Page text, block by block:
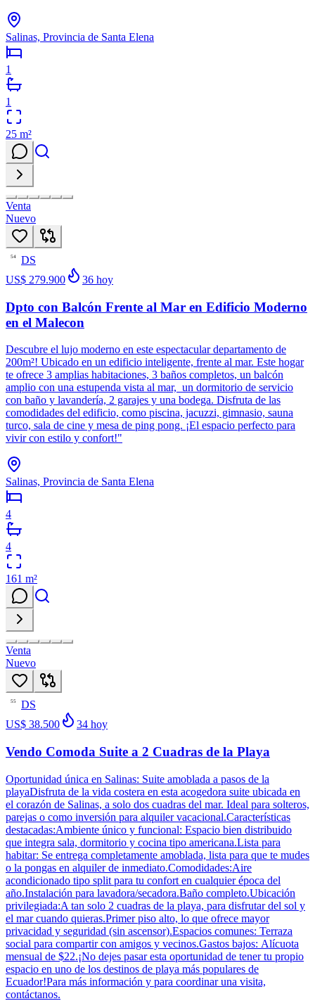
Salinas, Provincia de Santa Elena
1
1
25 m²
Venta
Nuevo
54
DS
US$ 279.900
36 hoy
Dpto con Balcón Frente al Mar en Edificio Moderno
en el Malecon
Descubre el lujo moderno en este espectacular departamento de
200m²! Ubicado en un edificio inteligente, frente al mar. Este hogar
te ofrece 3 amplias habitaciones, 3 baños completos, un balcón
amplio con una estupenda vista al mar, un dormitorio de servicio
con baño y lavandería, 2 garajes y una bodega. Disfruta de las
comodidades del edificio, como piscina, jacuzzi, gimnasio, sauna
turco, sala de cine y mesa de ping pong. ¡El espacio perfecto para
vivir con estilo y confort!"
Salinas, Provincia de Santa Elena
4
4
161 m²
Venta
Nuevo
55
DS
US$ 38.500
34 hoy
Vendo Comoda Suite a 2 Cuadras de la Playa
Oportunidad única en Salinas: Suite amoblada a pasos de la
playaDisfruta de la vida costera en esta acogedora suite ubicada en
el corazón de Salinas, a solo dos cuadras del mar. Ideal para solteros,
parejas o como inversión para alquiler vacacional.Características
destacadas:Ambiente único y funcional: Espacio bien distribuido
que integra sala, dormitorio y cocina tipo americana.Lista para
habitar: Se entrega completamente amoblada, lista para que te mudes
o la pongas en alquiler de inmediato.Comodidades:Aire
acondicionado tipo split para tu confort en cualquier época del
año.Instalación para lavadora/secadora.Baño completo.Ubicación
privilegiada:A tan solo 2 cuadras de la playa, para disfrutar del sol y
el mar cuando quieras.Primer piso alto, lo que ofrece mayor
privacidad y seguridad (sin ascensor).Espacios comunes: Terraza
social para compartir con amigos y vecinos.Gastos bajos: Alícuota
mensual de $22.¡No dejes pasar esta oportunidad de tener tu propio
espacio en uno de los destinos de playa más populares de
Ecuador!Para más información y para coordinar una visita,
contáctanos.